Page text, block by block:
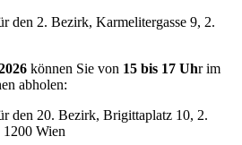
den 2. Bezirk, Karmelitergasse 9, 2.
können Sie von 15 bis 17 Uhr im
abholen:
den 20. Bezirk, Brigittaplatz 10, 2.
Wien